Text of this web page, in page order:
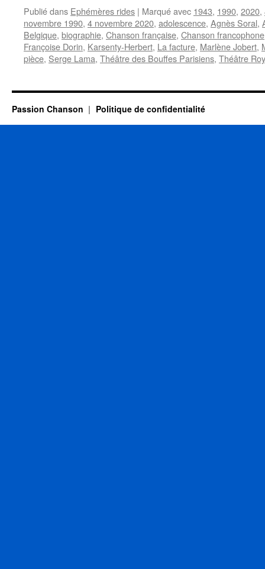
Publié dans Ephémères rides | Marqué avec 1943, 1990, 2020,
novembre 1990, 4 novembre 2020, adolescence, Agnès Soral,
Belgique, biographie, Chanson française, Chanson francophone
Françoise Dorin, Karsenty-Herbert, La facture, Marlène Jobert,
pièce, Serge Lama, Théâtre des Bouffes Parisiens, Théâtre
Passion Chanson Politique de confidentialité